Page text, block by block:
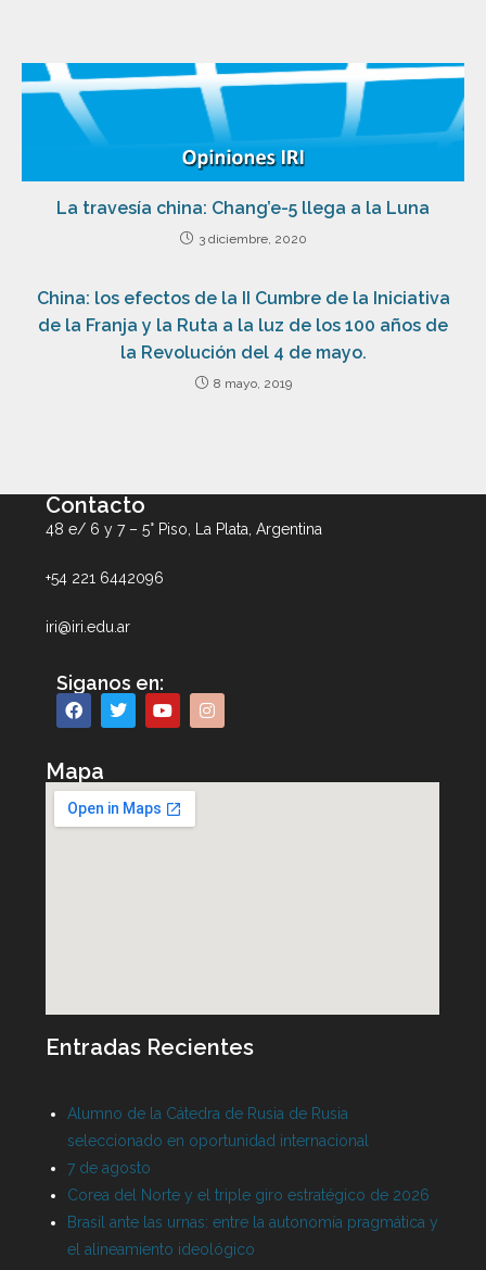
La travesía china: Chang’e-5 llega a la Luna
3 diciembre, 2020
China: los efectos de la II Cumbre de la Iniciativa
de la Franja y la Ruta a la luz de los 100 años de
la Revolución del 4 de mayo.
8 mayo, 2019
Contacto
48 e/ 6 y 7 – 5° Piso, La Plata, Argentina
+54 221 6442096
iri@iri.edu.ar
Siganos en:
Mapa
Entradas Recientes
Alumno de la Cátedra de Rusia de Rusia
seleccionado en oportunidad internacional
7 de agosto
Corea del Norte y el triple giro estratégico de 2026
Brasil ante las urnas: entre la autonomía pragmática y
el alineamiento ideológico